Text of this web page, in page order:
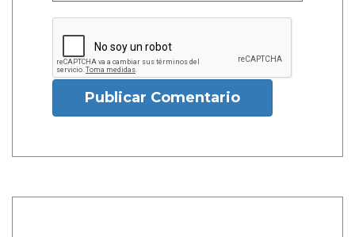
Publicar Comentario